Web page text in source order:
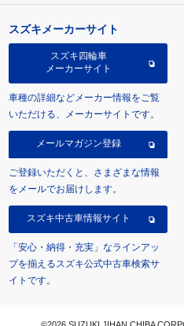
スズキメーカーサイト
スズキ四輪車
メーカーサイト
車種の詳細などメーカー情報をご覧
いただける、メーカーサイトです。
メールマガジン登録
ご登録いただくと、さまざまな情報
をメールでお届けします。
スズキ中古車情報サイト
「安心・納得・充実」なラインアッ
プを揃えるスズキ公式中古車検索サ
イトです。